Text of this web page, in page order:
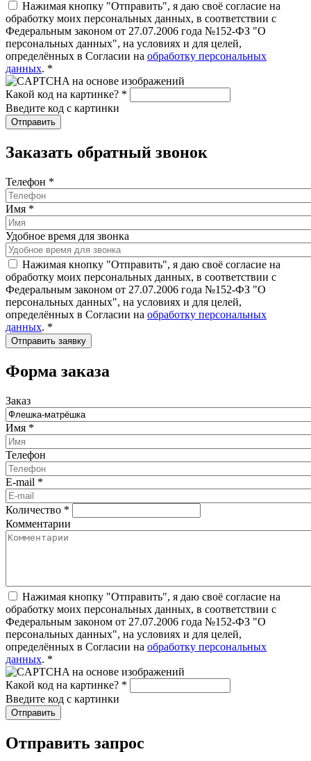
Нажимая кнопку "Отправить", я даю своё согласие на
обработку моих персональных данных, в соответствии с
Федеральным законом от 27.07.2006 года №152-ФЗ "О
персональных данных", на условиях и для целей,
определённых в Согласии на обработку персональных
данных. *
Какой код на картинке? *
Введите код с картинки
Заказать обратный звонок
Телефон *
Имя *
Удобное время для звонка
Нажимая кнопку "Отправить", я даю своё согласие на
обработку моих персональных данных, в соответствии с
Федеральным законом от 27.07.2006 года №152-ФЗ "О
персональных данных", на условиях и для целей,
определённых в Согласии на обработку персональных
данных. *
Форма заказа
Заказ
Имя *
Телефон
E-mail *
Количество *
Комментарии
Нажимая кнопку "Отправить", я даю своё согласие на
обработку моих персональных данных, в соответствии с
Федеральным законом от 27.07.2006 года №152-ФЗ "О
персональных данных", на условиях и для целей,
определённых в Согласии на обработку персональных
данных. *
Какой код на картинке? *
Введите код с картинки
Отправить запрос